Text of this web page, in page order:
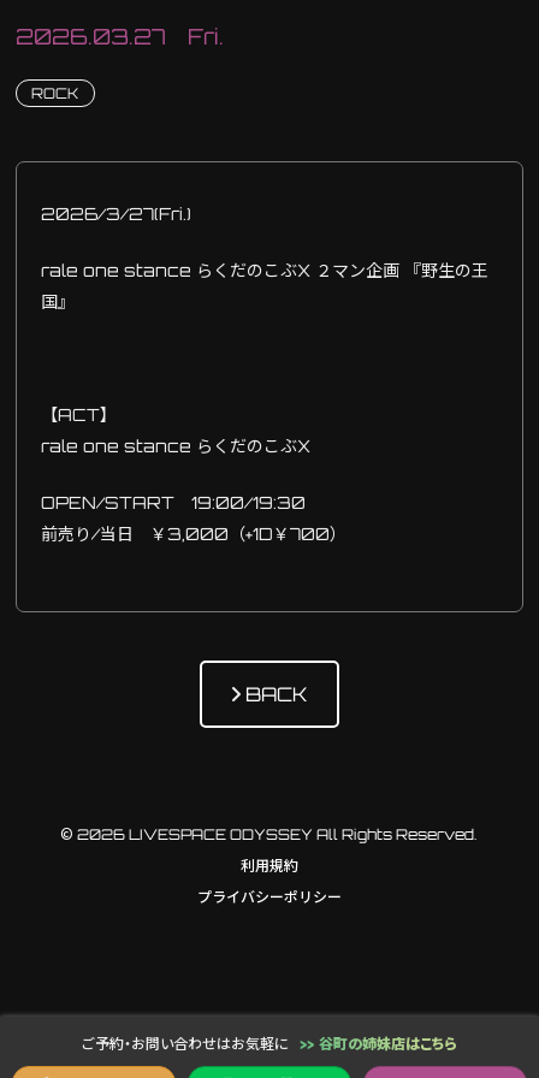
2026.03.27 Fri.
ROCK
2026/3/27(Fri.)
rale one stance らくだのこぶX ２マン企画 『野生の王
国』
【ACT】
rale one stance らくだのこぶX
OPEN/START 19:00/19:30
前売り/当日 ￥3,000（+1D￥700）
BACK
ご予約・お問い合わせはお気軽に >> 谷町の姉妹店はこちら
© 2026 LIVESPACE ODYSSEY All Rights Reserved.
利用規約
プライバシーポリシー